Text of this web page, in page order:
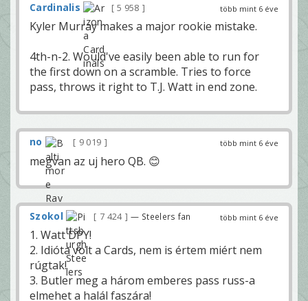
több mint 6 éve
Cardinalis 5 958
Kyler Murray makes a major rookie mistake.
4th-n-2. Would've easily been able to run for
the first down on a scramble. Tries to force
pass, throws it right to T.J. Watt in end zone.
több mint 6 éve
no 9 019
megvan az uj hero QB. 😊
több mint 6 éve
Szokol 7 424 — Steelers fan
1. Watt DPY!
2. Idióta volt a Cards, nem is értem miért nem
rúgtak!
3. Butler meg a három emberes pass russ-a
elmehet a halál faszára!